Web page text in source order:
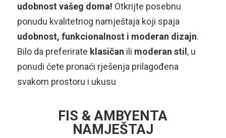
udobnost vašeg doma! Otkrijte posebnu
ponudu kvalitetnog namještaja koji spaja
udobnost, funkcionalnost i moderan dizajn.
Bilo da preferirate klasičan ili moderan stil, u
ponudi ćete pronaći rješenja prilagođena
svakom prostoru i ukusu
FIS & AMBYENTA
NAMJEŠTAJ